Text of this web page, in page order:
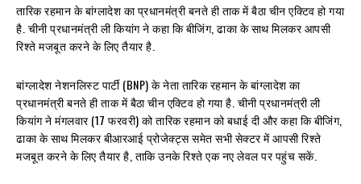
तारिक रहमान के बांग्लादेश का प्रधानमंत्री बनते ही ताक में बैठा चीन एक्टिव हो गया
है. चीनी प्रधानमंत्री ली कियांग ने कहा कि बीजिंग, ढाका के साथ मिलकर आपसी
रिश्ते मजबूत करने के लिए तैयार है.
बांग्लादेश नेशनलिस्ट पार्टी (BNP) के नेता तारिक रहमान के बांग्लादेश का
प्रधानमंत्री बनते ही ताक में बैठा चीन एक्टिव हो गया है. चीनी प्रधानमंत्री ली
कियांग ने मंगलवार (17 फरवरी) को तारिक रहमान को बधाई दी और कहा कि बीजिंग,
ढाका के साथ मिलकर बीआरआई प्रोजेक्ट्स समेत सभी सेक्टर में आपसी रिश्ते
मजबूत करने के लिए तैयार है, ताकि उनके रिश्ते एक नए लेवल पर पहुंच सकें.